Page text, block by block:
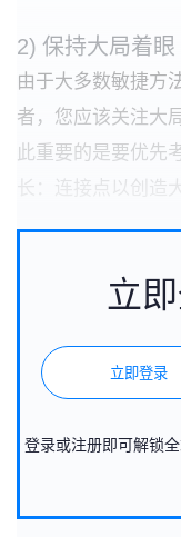
2) 保持大局着眼
由于大多数敏捷方
者，您应该关注大
此重要的是要优先
长：连接点以创造
立
立即登录
登录或注册即可解锁